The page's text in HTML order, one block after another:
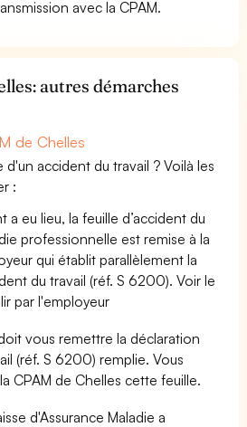
avec la CPAM.
autres démarches
de Chelles
accident du travail ? Voilà les
:
a eu lieu, la feuille d’accident du
professionnelle est remise à la
qui établit parallèlement la
du travail (réf. S 6200). Voir le
par l'employeur
vous remettre la déclaration
(réf. S 6200) remplie. Vous
CPAM de Chelles cette feuille.
d'Assurance Maladie a